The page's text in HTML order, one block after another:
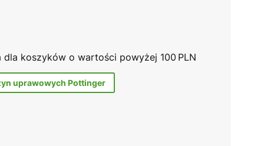
dla koszyków o wartości powyżej 100 PLN
uprawowych Pottinger